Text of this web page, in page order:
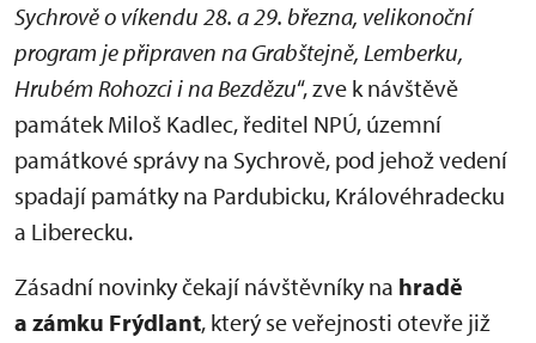
Sychrově o víkendu 28. a 29. března, velikonoční
program je připraven na Grabštejně, Lemberku,
Hrubém Rohozci i na Bezdězu“, zve k návštěvě
památek Miloš Kadlec, ředitel NPÚ, územní
památkové správy na Sychrově, pod jehož vedení
spadají památky na Pardubicku, Královéhradecku
a Liberecku.
Zásadní novinky čekají návštěvníky na hradě
a zámku Frýdlant, který se veřejnosti otevře již